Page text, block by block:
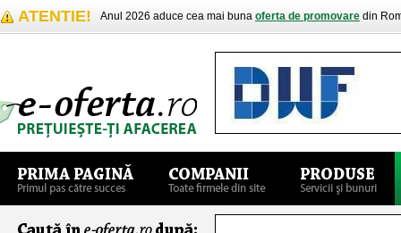
ATENTIE! Anul 2026 aduce cea mai buna oferta de promovare din